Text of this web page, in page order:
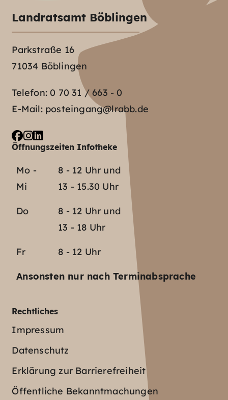
Landratsamt Böblingen
Parkstraße 16
71034 Böblingen
Telefon:0 70 31 / 663 - 0
E-Mail: posteingang@lrabb.de
Öffnungszeiten Infotheke
Mo -
Mi
8 - 12 Uhr und
13 - 15.30 Uhr
Do
8 - 12 Uhr und
13 - 18 Uhr
Fr 8 - 12 Uhr
Ansonsten nur nach Terminabsprache
Rechtliches
Impressum
Datenschutz
Erklärung zur Barrierefreiheit
Öffentliche Bekanntmachungen